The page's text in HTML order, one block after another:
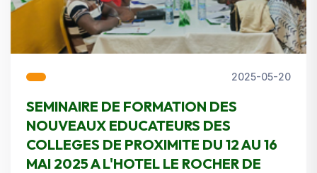
2025-05-20
SEMINAIRE DE FORMATION DES
NOUVEAUX EDUCATEURS DES
COLLEGES DE PROXIMITE DU 12 AU 16
MAI 2025 A L'HOTEL LE ROCHER DE